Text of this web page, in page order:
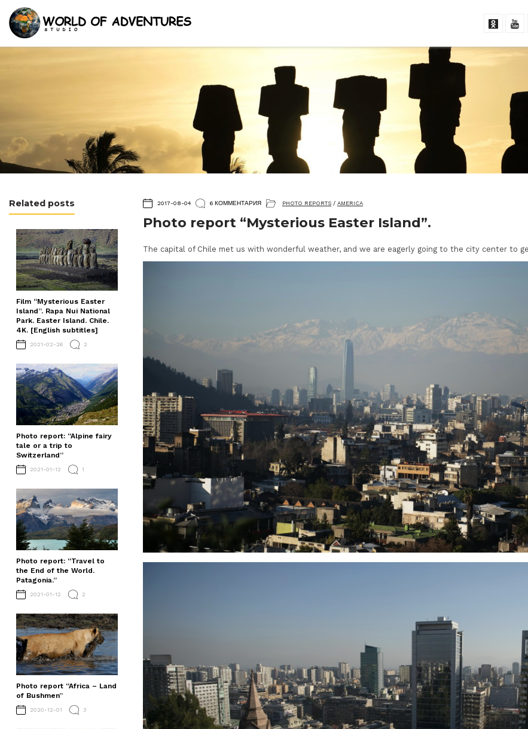
Related posts
Film “Mysterious Easter
Island”. Rapa Nui National
Park. Easter Island. Chile.
4K. [English subtitles]
2021-02-26 2
Photo report: “Alpine fairy
tale or a trip to
Switzerland”
2021-01-12 1
Photo report: “Travel to
the End of the World.
Patagonia.”
2021-01-12 2
Photo report “Africa – Land
of Bushmen”
2020-12-01 3
2017-08-04 6 КОММЕНТАРИЯ PHOTO REPORTS / AMERICA
Photo report “Mysterious Easter Island”.
The capital of Chile met us with wonderful weather, and we are eagerly going to the city center to